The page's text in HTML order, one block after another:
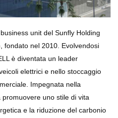
unit del Sunfly Holding
fondato nel 2010. Evolvendosi
è diventata un leader
elettrici e nello stoccaggio
Impegnata nella
uno stile di vita
e la riduzione del carbonio